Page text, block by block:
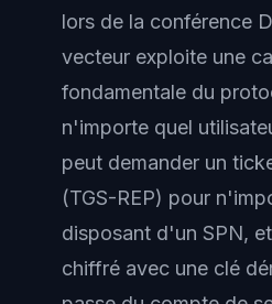
lors de la conférence
vecteur exploite une
fondamentale du
n'importe quel
peut demander un
(TGS-REP) pour
disposant d'un SPN,
chiffré avec une clé